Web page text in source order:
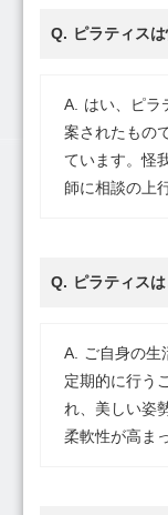
ピラティス
はい、ピラ
案されたもの
ています。怪
師に相談の上
ピラティス
ご自身の生
定期的に行う
れ、美しい姿
柔軟性が高ま